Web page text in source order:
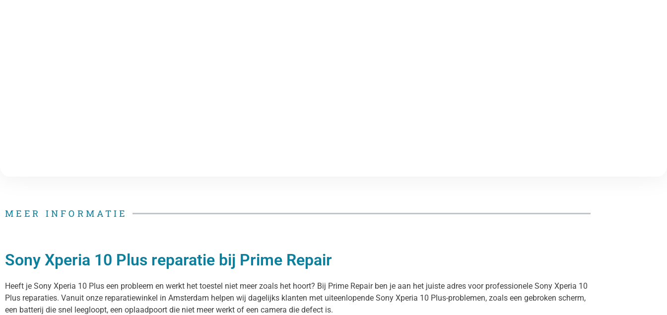
MEER INFORMATIE
Sony Xperia 10 Plus reparatie bij Prime Repair
Heeft je Sony Xperia 10 Plus een probleem en werkt het toestel niet meer zoals het hoort? Bij Prime Repair ben je aan het juiste adres voor professionele Sony Xperia 10
Plus reparaties. Vanuit onze reparatiewinkel in Amsterdam helpen wij dagelijks klanten met uiteenlopende Sony Xperia 10 Plus-problemen, zoals een gebroken scherm,
een batterij die snel leegloopt, een oplaadpoort die niet meer werkt of een camera die defect is.